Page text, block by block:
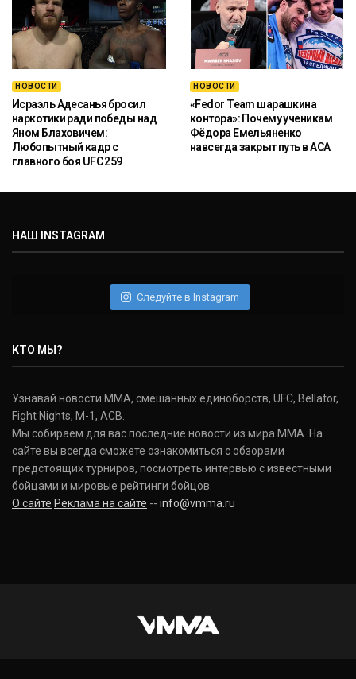
НОВОСТИ
Исраэль Адесанья бросил
наркотики ради победы над
Яном Блаховичем:
Любопытный кадр с
главного боя UFC 259
НОВОСТИ
«Fedor Team шарашкина
контора»: Почему ученикам
Фёдора Емельяненко
навсегда закрыт путь в ACA
НАШ INSTAGRAM
Следуйте в Instagram
КТО МЫ?
Узнавай новости ММА, смешанных единоборств, UFC, Bellator,
Fight Nights, M-1, ACB.
Мы собираем для вас последние новости из мира ММА. На
сайте вы всегда сможете ознакомиться с обзорами
предстоящих турниров, посмотреть интервью с известными
бойцами и мировые рейтинги бойцов.
О сайте Реклама на сайте -- info@vmma.ru